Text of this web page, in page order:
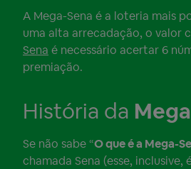
A Mega-Sena é a loteria mais
uma alta arrecadação, o valor
Sena é necessário acertar 6
premiação.
História da
Se não sabe “O que é a Mega-
chamada Sena (esse,